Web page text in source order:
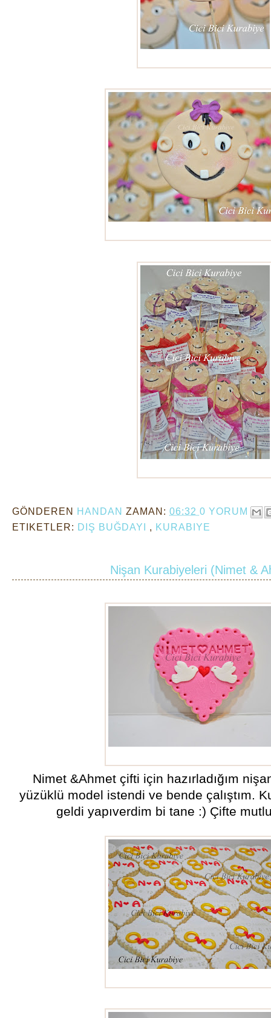
GÖNDEREN HANDAN ZAMAN: 06:32 0 YORUM
ETIKETLER: DIŞ BUĞDAYI , KURABIYE
Nişan Kurabiyeleri (Nimet &
Nimet &Ahmet çifti için hazırladığım
yüzüklü model istendi ve bende çalıştım.
geldi yapıverdim bi tane :) Çifte